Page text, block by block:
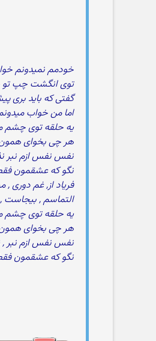
خودمم نمیدونم
توی انگشت چپ تو
گفتی که باید بری
اما من خواب
یه حلقه توی چشم
هر چی بخوای
نفس نفس ازم نبر
نگو که عشقمون
فریاد از, غم دوری ,
التماسم , بیجاست
یه حلقه توی چشم
هر چی بخوای
نفس نفس ازم نبر ,
نگو که عشقمون